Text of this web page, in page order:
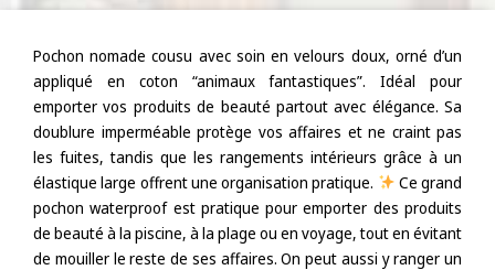
Pochon nomade cousu avec soin en velours doux, orné d’un
appliqué en coton “animaux fantastiques”. Idéal pour
emporter vos produits de beauté partout avec élégance. Sa
doublure imperméable protège vos affaires et ne craint pas
les fuites, tandis que les rangements intérieurs grâce à un
élastique large offrent une organisation pratique.
Ce grand
pochon waterproof est pratique pour emporter des produits
de beauté à la piscine, à la plage ou en voyage, tout en évitant
de mouiller le reste de ses affaires. On peut aussi y ranger un